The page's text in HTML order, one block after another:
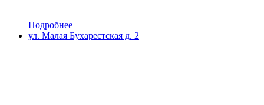
Подробнее
ул. Малая Бухарестская д. 2